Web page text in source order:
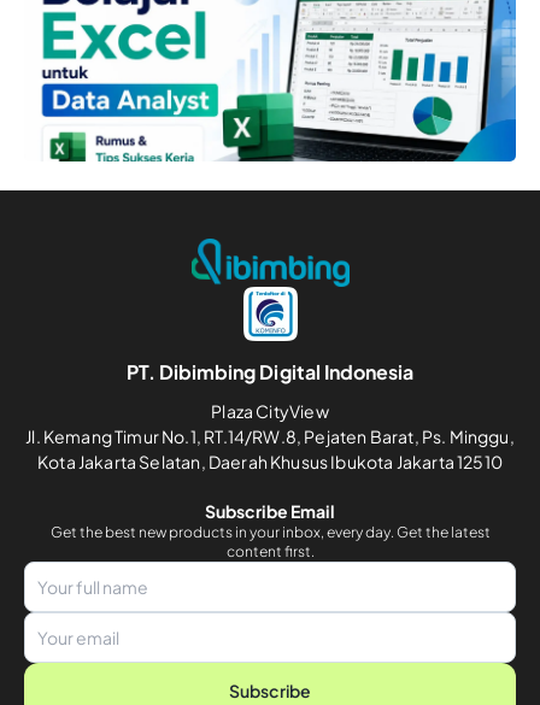
PT. Dibimbing Digital Indonesia
Plaza CityView
Jl. Kemang Timur No.1, RT.14/RW.8, Pejaten Barat, Ps. Minggu,
Kota Jakarta Selatan, Daerah Khusus Ibukota Jakarta 12510
Subscribe Email
Get the best new products in your inbox, every day. Get the latest
content first.
Subscribe